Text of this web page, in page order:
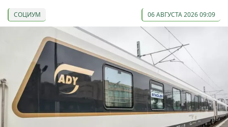
СОЦИУМ 06 АВГУСТА 2026 09:09